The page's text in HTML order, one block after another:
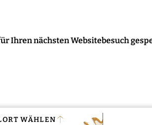
WÄHLEN
Ihren nächsten Websitebesuch